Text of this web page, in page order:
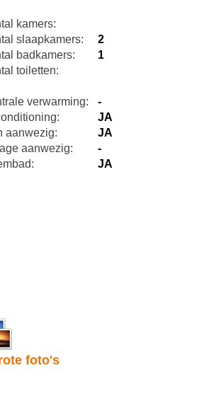
kamers:
slaapkamers:
2
badkamers:
1
toiletten:
verwarming:
-
JA
aanwezig:
JA
aanwezig:
-
JA
foto's